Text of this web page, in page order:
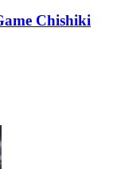
Chishiki